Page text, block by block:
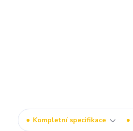
Kompletní specifikace